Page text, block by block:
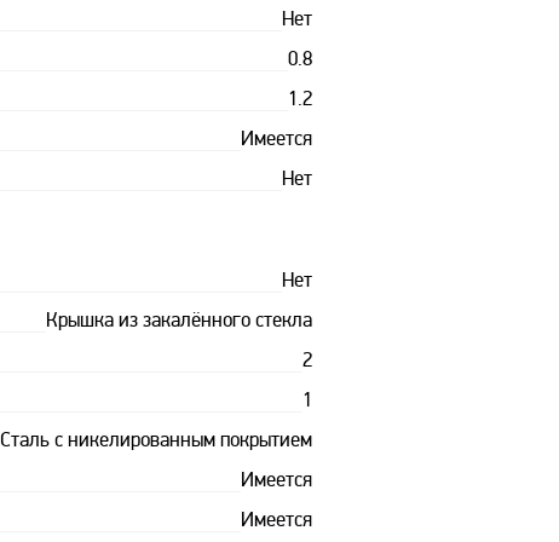
Нет
0.8
1.2
Имеется
Нет
Нет
Крышка из закалённого стекла
2
1
Сталь с никелированным покрытием
Имеется
Имеется